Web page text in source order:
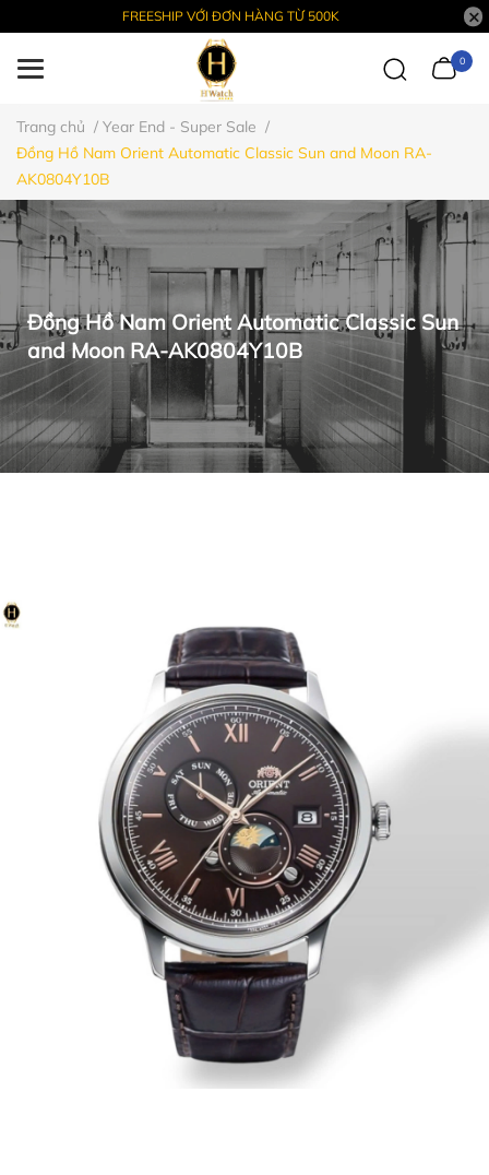
FREESHIP VỚI ĐƠN HÀNG TỪ 500K
0
Trang chủ / Year End - Super Sale /
Đồng Hồ Nam Orient Automatic Classic Sun and Moon RA-
AK0804Y10B
Đồng Hồ Nam Orient Automatic Classic Sun
and Moon RA-AK0804Y10B